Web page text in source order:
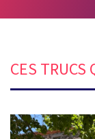
CES TRUCS